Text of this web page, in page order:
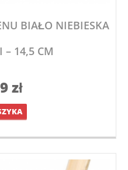
BIAŁO NIEBIESKA
– 14,5 CM
zł